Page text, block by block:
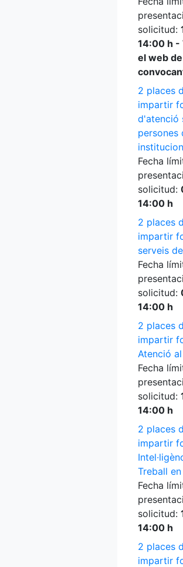
solicitud:
14:00 h -
el web
2 places
impartir
d'atenció
persones
Fecha
solicitud:
14:00 h
2 places
impartir
serveis
Fecha
solicitud:
14:00 h
2 places
impartir
Atenció
Fecha
solicitud:
14:00 h
2 places
impartir
Treball
Fecha
solicitud:
14:00 h
2 places
impartir